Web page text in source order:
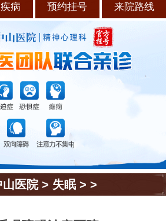
病 预约挂号 来院路线
山医院> 失眠> >